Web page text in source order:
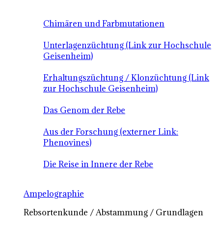
Chimären und Farbmutationen
Unterlagenzüchtung (Link zur Hochschule
Geisenheim)
Erhaltungszüchtung / Klonzüchtung (Link
zur Hochschule Geisenheim)
Das Genom der Rebe
Aus der Forschung (externer Link:
Phenovines)
Die Reise in Innere der Rebe
Ampelographie
Rebsortenkunde / Abstammung / Grundlagen